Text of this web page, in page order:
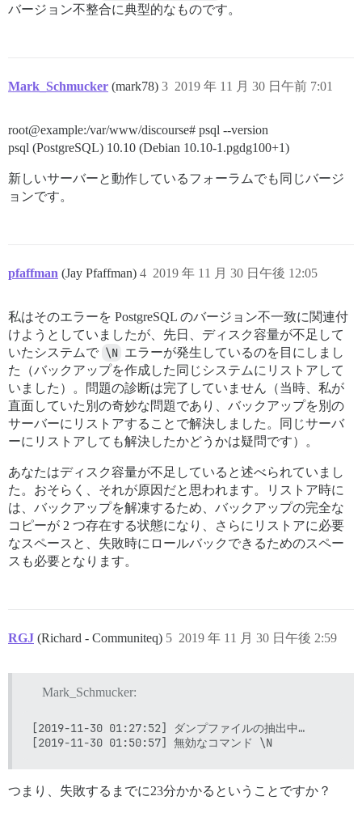
バージョン不整合に典型的なものです。
Mark_Schmucker (mark78) 2019 年 11 月 30 日午前 7:01
3
root@example:/var/www/discourse# psql --version
psql (PostgreSQL) 10.10 (Debian 10.10-1.pgdg100+1)
新しいサーバーと動作しているフォーラムでも同じバージ
ョンです。
pfaffman (Jay Pfaffman) 2019 年 11 月 30 日午後 12:05
4
私はそのエラーを PostgreSQL のバージョン不一致に関連付
けようとしていましたが、先日、ディスク容量が不足して
いたシステムで \N エラーが発生しているのを目にしまし
た（バックアップを作成した同じシステムにリストアして
いました）。問題の診断は完了していません（当時、私が
直面していた別の奇妙な問題であり、バックアップを別の
サーバーにリストアすることで解決しました。同じサーバ
ーにリストアしても解決したかどうかは疑問です）。
あなたはディスク容量が不足していると述べられていまし
た。おそらく、それが原因だと思われます。リストア時に
は、バックアップを解凍するため、バックアップの完全な
コピーが 2 つ存在する状態になり、さらにリストアに必要
なスペースと、失敗時にロールバックできるためのスペー
スも必要となります。
RGJ (Richard - Communiteq) 2019 年 11 月 30 日午後 2:59
5
Mark_Schmucker:
[2019-11-30 01:27:52] ダンプファイルの抽出中…
つまり、失敗するまでに23分かかるということですか？